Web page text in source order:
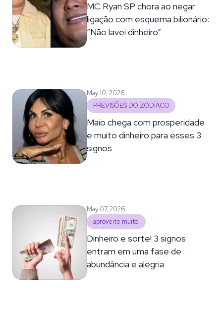
MC Ryan SP chora ao negar
ligação com esquema bilionário:
“Não lavei dinheiro”
May 10, 2026
PREVISÕES DO ZODÍACO
Maio chega com prosperidade
e muito dinheiro para esses 3
signos
May 07, 2026
aproveite muito!
Dinheiro e sorte! 3 signos
entram em uma fase de
abundância e alegria